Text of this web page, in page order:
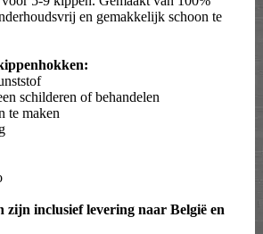
en gemakkelijk schoon te
schilderen of behandelen
te maken
zijn inclusief levering naar België en